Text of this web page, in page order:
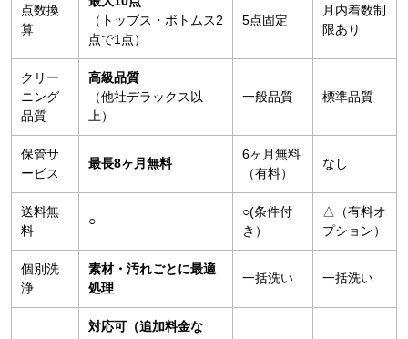
点数換
算
（トップス・ボトムス2
点で1点）
5点固定
月内着数制
限あり
クリー
ニング
品質
高級品質
（他社デラックス以
上）
一般品質 標準品質
保管サ
ービス
最長8ヶ月無料
6ヶ月無料
（有料）
なし
送料無
料
○
○(条件付
き）
△（有料オ
プション）
個別洗
浄
素材・汚れごとに最適
処理
一括洗い 一括洗い
対応可（追加料金な